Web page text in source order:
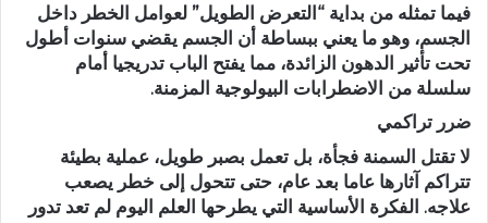
فيما تمثله من بداية “التعرض الطويل” لعوامل الخطر داخل
الجسم، وهو ما يعني ببساطة أن الجسم يقضي سنوات أطول
تحت تأثير الدهون الزائدة، مما يفتح الباب تدريجيا أمام
سلسلة من الاضطرابات البيولوجية المزمنة.
ضرر تراكمي
لا تقتل السمنة فجأة، بل تعمل بصبر طويل، عملية بطيئة
تتراكم آثارها عاما بعد عام، حتى تتحول إلى خطر يصعب
علاجه. الفكرة الأساسية التي يطرحها العلم اليوم لم تعد تدور